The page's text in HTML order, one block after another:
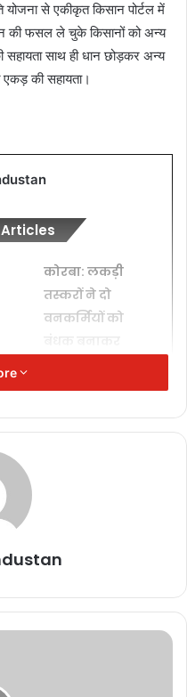
से एकीकृत किसान पोर्टल में
की फसल ले चुके किसानों को अन्य
साथ ही धान छोड़कर अन्य
की सहायता।
कोरबा: लकड़ी
तस्करों ने दो
वनकर्मियों को
नोटिस
2025